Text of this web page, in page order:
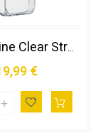
Cellularline Clear Strong - Iphone 16 Pro
€